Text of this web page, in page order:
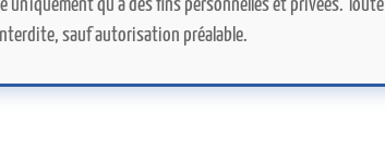
qu'à des fins personnelles et privées. Toute
sauf autorisation préalable.